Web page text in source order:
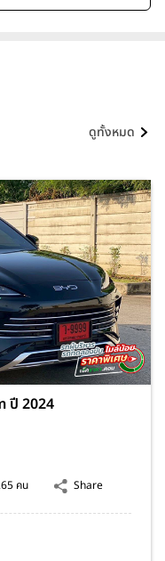
ดูทั้งหมด
ปี 2024
คน Share